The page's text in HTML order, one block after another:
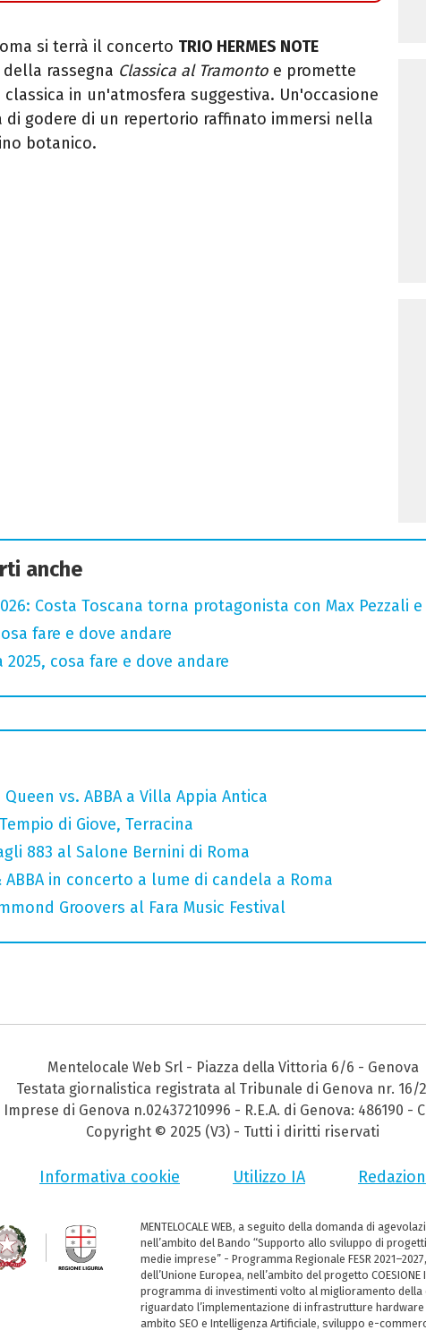
si terrà il concerto TRIO HERMES NOTE
rassegna Classica al Tramonto e promette
in un'atmosfera suggestiva. Un'occasione
godere di un repertorio raffinato immersi nella
botanico.
anche
Costa Toscana torna protagonista con Max Pezzali e
fare e dove andare
cosa fare e dove andare
vs. ABBA a Villa Appia Antica
di Giove, Terracina
883 al Salone Bernini di Roma
in concerto a lume di candela a Roma
Groovers al Fara Music Festival
Mentelocale Web Srl - Piazza della Vittoria 6/6 - Genova
Testata giornalistica registrata al Tribunale di Genova nr. 16/
di Genova n.02437210996 - R.E.A. di Genova: 486190 -
Copyright © 2025 (V3) - Tutti i diritti riservati
Informativa cookie Utilizzo IA
MENTELOCALE WEB, a seguito della domanda di
nell’ambito del Bando “Supporto allo sviluppo di
medie imprese” - Programma Regionale FESR
dell’Unione Europea, nell’ambito del progetto COESIONE
programma di investimenti volto al miglioramento della
riguardato l’implementazione di infrastrutture
ambito SEO e Intelligenza Artificiale, sviluppo e-